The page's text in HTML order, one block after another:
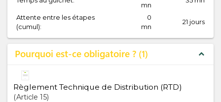
mn
Attente entre les étapes
(cumul):
0
mn
21 jours
Pourquoi est-ce obligatoire ? 1 expand_less
Règlement Technique de Distribution (RTD)
Article 15